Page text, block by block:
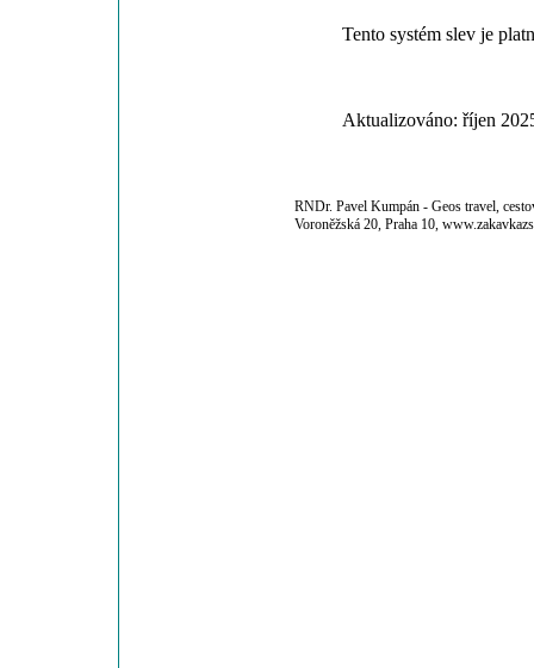
Tento systém slev je
Aktualizováno: říjen
RNDr. Pavel Kumpán - Geos travel,
Voroněžská 20, Praha 10,